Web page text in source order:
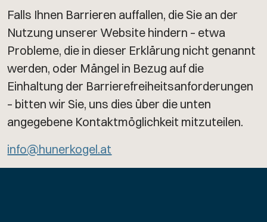
Falls Ihnen Barrieren auffallen, die Sie an der
Nutzung unserer Website hindern – etwa
Probleme, die in dieser Erklärung nicht genannt
werden, oder Mängel in Bezug auf die
Einhaltung der Barrierefreiheitsanforderungen
– bitten wir Sie, uns dies über die unten
angegebene Kontaktmöglichkeit mitzuteilen.
info@hunerkogel.at